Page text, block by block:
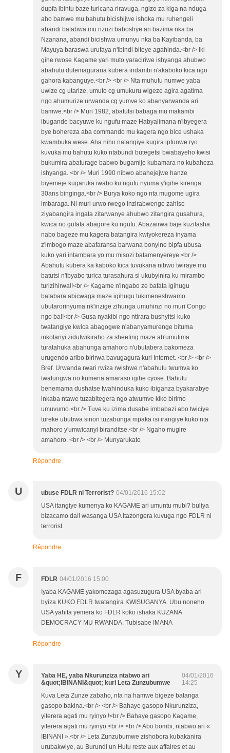
dupfa ibintu baze turicana riravuga, ngizo za kiga na nduga
aho bamwe mu bahutu bicishijwe ishoka mu ruhengeli
abandi batabwa mu nzuzi baboshye ari bazima nka ba
Nzanana, abandi bicishwa umunyu nka ba Kayibanda, ba
Mayuya baraswa urufaya n'ibindi biteye agahinda.<br /> Iki
gihe rwose Kagame yari muto yaraciriwe ishyanga ahubwo
abahutu dutemagurana kubera indambi n'akaboko kica ngo
gahora kabanguye.<br /> <br /> Nta muhutu numwe yaba
uwize cg utarize, umuto cg umukuru wigeze agira agatima
ngo ahumurize urwanda cg yumve ko abanyarwanda ari
bamwe.<br /> Muri 1982, abatutsi babaga mu makambi
ibugande bacyuwe ku ngufu maze Habyalimana n'ibyegera
bye bohereza aba commando mu kagera ngo bice ushaka
kwambuka wese. Aha niho natangiye kugira ipfunwe ryo
kuvuka mu bahutu kuko ntabundi butegetsi bwabayeho kwisi
bukumira abaturage babwo bugamije kubamara no kubaheza
ishyanga. <br /> Muri 1990 nibwo abahejejwe hanze
biyemeje kugaruka iwabo ku ngufu nyuma y'igihe kirenga
30ans binginga.<br /> Burya koko ngo nta mugome ugira
imbaraga. Ni muri urwo rwego inzirabwenge zahise
ziyabangira ingata zitarwanye ahubwo zitangira gusahura,
kwica no gufata abagore ku ngufu. Abazairwa baje kuzifasha
nabo bageze mu kagera batangira kwiyokereza inyama
z'imbogo maze abafaransa barwana bonyine bipfa ubusa
kuko yari intambara yo mu misozi batamenyereye.<br />
Abahutu kubera ka kaboko kica tuvukana nibwo twiraye mu
batutsi n'ibyabo turica turasahura si ukubyinira ku mirambo
turizihirwa!!<br /> Kagame n'ingabo ze bafata igihugu
batabara abicwaga maze igihugu tukimeneshwamo
ubutarorinyuma nk'inzige zihunga umuhinzi no muri Congo
ngo ba!!<br /> Gusa nyakibi ngo ntirara bushyitsi kuko
twatangiye kwica abagogwe n'abanyamurenge bituma
inkotanyi zidutwikiraho za sheeting maze ab'umutima
turatahuka abahunga amahoro n'ubutabera bakomeza
urugendo aribo birirwa bavugagura kuri Internet. <br /> <br />
Bref. Urwanda rwari rwiza rwishwe n'abahutu twumva ko
twatungwa no kumena amaraso igihe cyose. Bahutu
benemama dushatse twahinduka kuko ibiganza byakarabye
inkaba ntawe tuzabitegera ngo atwumve kiko birimo
umuvumo.<br /> Tuve ku izima dusabe imbabazi abo twiciye
tureke ububwa sinon tuzabunga mpaka isi irangiye kuko nta
mahoro y'umwicanyi biranditse.<br /> Ngaho mugire
amahoro. <br /> <br /> Munyarukato
Répondre
U ubuse FDLR ni Terrorist? 04/01/2016 15:02
USA itangiye kumenya ko KAGAME ari umuntu mubi? buliya
bizacamo da!! wasanga USA itazongera kuvuga ngo FDLR ni
terrorist
Répondre
F FDLR 04/01/2016 15:00
Iyaba KAGAME yakomezaga agasuzugura USA byaba ari
byiza KUKO FDLR twatangira KWISUGANYA. Ubu noneho
USA yahita yemera ko FDLR koko ishaka KUZANA
DEMOCRACY MU RWANDA. Tubisabe IMANA
Répondre
Y
Yaba HE, yaba Nkurunziza ntabwo ari
&quot;IBINANI&quot; kuri Leta Zunzubumwe
04/01/2016
14:25
Kuva Leta Zunze zabaho, nta na hamwe bigeze batanga
gasopo bakina.<br /> <br /> Bahaye gasopo Nkurunziza,
yiterera agati mu ryinyo !<br /> Bahaye gasopo Kagame,
yiterera agati mu ryinyo.<br /> <br /> Abo bombi, ntabwo ari «
IBINANI ».<br /> Leta Zunzubumwe zishobora kubakanira
urubakwiye, au Burundi un Hutu reste aux affaires et au